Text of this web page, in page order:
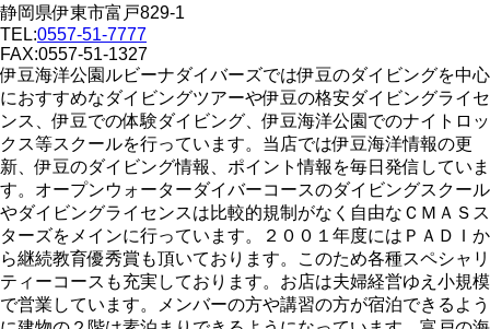
静岡県伊東市富戸829-1
TEL:0557-51-7777
FAX:0557-51-1327
伊豆海洋公園ルビーナダイバーズでは伊豆のダイビングを中心
におすすめなダイビングツアーや伊豆の格安ダイビングライセ
ンス、伊豆での体験ダイビング、伊豆海洋公園でのナイトロッ
クス等スクールを行っています。当店では伊豆海洋情報の更
新、伊豆のダイビング情報、ポイント情報を毎日発信していま
す。オープンウォーターダイバーコースのダイビングスクール
やダイビングライセンスは比較的規制がなく自由なＣＭＡＳス
ターズをメインに行っています。２００１年度にはＰＡＤＩか
ら継続教育優秀賞も頂いております。このため各種スペシャリ
ティーコースも充実しております。お店は夫婦経営ゆえ小規模
で営業しています。メンバーの方や講習の方が宿泊できるよう